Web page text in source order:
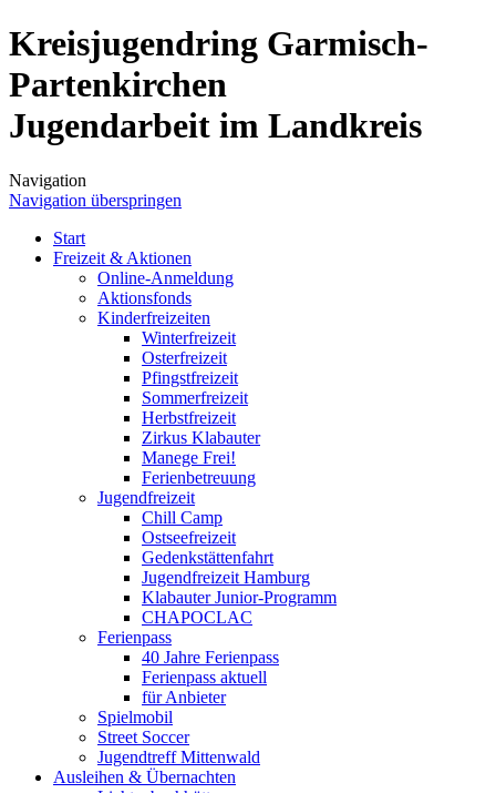
Kreisjugendring Garmisch-
Partenkirchen
Jugendarbeit im Landkreis
Navigation
Navigation überspringen
Start
Freizeit & Aktionen
Online-Anmeldung
Aktionsfonds
Kinderfreizeiten
Winterfreizeit
Osterfreizeit
Pfingstfreizeit
Sommerfreizeit
Herbstfreizeit
Zirkus Klabauter
Manege Frei!
Ferienbetreuung
Jugendfreizeit
Chill Camp
Ostseefreizeit
Gedenkstättenfahrt
Jugendfreizeit Hamburg
Klabauter Junior-Programm
CHAPOCLAC
Ferienpass
40 Jahre Ferienpass
Ferienpass aktuell
für Anbieter
Spielmobil
Street Soccer
Jugendtreff Mittenwald
Ausleihen & Übernachten